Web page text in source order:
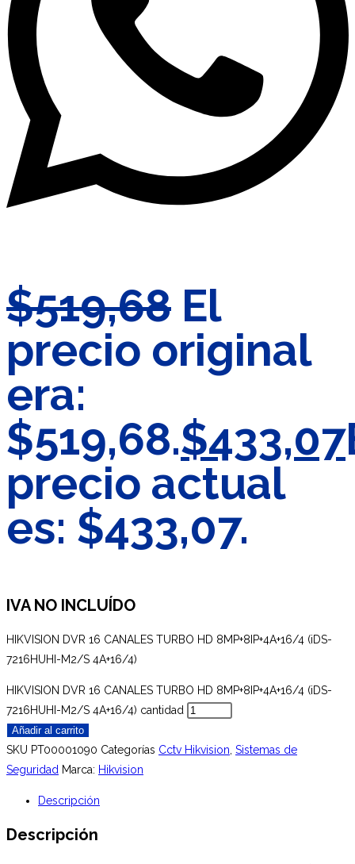
$519,68 El
precio original
era:
$519,68.$433,07
precio actual
es: $433,07.
IVA NO INCLUÍDO
HIKVISION DVR 16 CANALES TURBO HD 8MP+8IP+4A+16/4 (iDS-
7216HUHI-M2/S 4A+16/4)
HIKVISION DVR 16 CANALES TURBO HD 8MP+8IP+4A+16/4 (iDS-
7216HUHI-M2/S 4A+16/4) cantidad
Añadir al carrito
SKU PT00001090 Categorías Cctv Hikvision Sistemas de
Seguridad Marca: Hikvision
Descripción
Descripción